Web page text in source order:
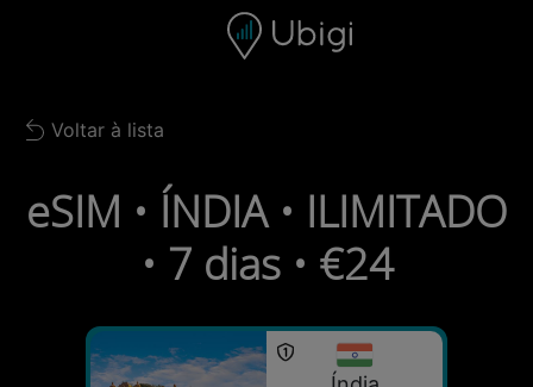
Barra de navegação
Back to list
Voltar à lista
eSIM • ÍNDIA • ILIMITADO
• 7 dias • €24